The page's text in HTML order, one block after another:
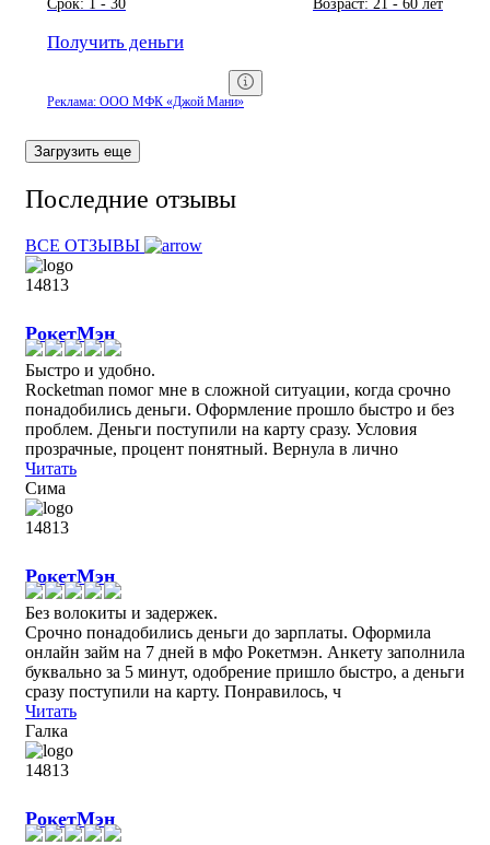
Срок: 1 - 30 Возраст: 21 - 60 лет
Получить деньги
Реклама: ООО МФК «Джой Мани»
Загрузить еще
Последние отзывы
ВСЕ ОТЗЫВЫ
РокетМэн
Быстро и удобно.
Rocketman помог мне в сложной ситуации, когда срочно
понадобились деньги. Оформление прошло быстро и без
проблем. Деньги поступили на карту сразу. Условия
прозрачные, процент понятный. Вернула в лично
Читать
Сима
РокетМэн
Без волокиты и задержек.
Срочно понадобились деньги до зарплаты. Оформила
онлайн займ на 7 дней в мфо Рокетмэн. Анкету заполнила
буквально за 5 минут, одобрение пришло быстро, а деньги
сразу поступили на карту. Понравилось, ч
Читать
Галка
РокетМэн